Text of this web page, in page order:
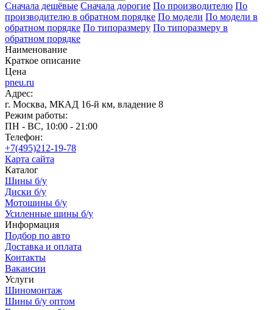
Сначала дешёвые Сначала дорогие По производителю По
производителю в обратном порядке По модели По модели в
обратном порядке По типоразмеру По типоразмеру в
обратном порядке
Наименование
Краткое описание
Цена
pneu.ru
Адрес:
г. Москва, МКАД 16-й км, владение 8
Режим работы:
ПН - ВС, 10:00 - 21:00
Телефон:
+7(495)212-19-78
Карта сайта
Каталог
Шины б/у
Диски б/у
Мотошины б/у
Усиленные шины б/у
Информация
Подбор по авто
Доставка и оплата
Контакты
Вакансии
Услуги
Шиномонтаж
Шины б/у оптом